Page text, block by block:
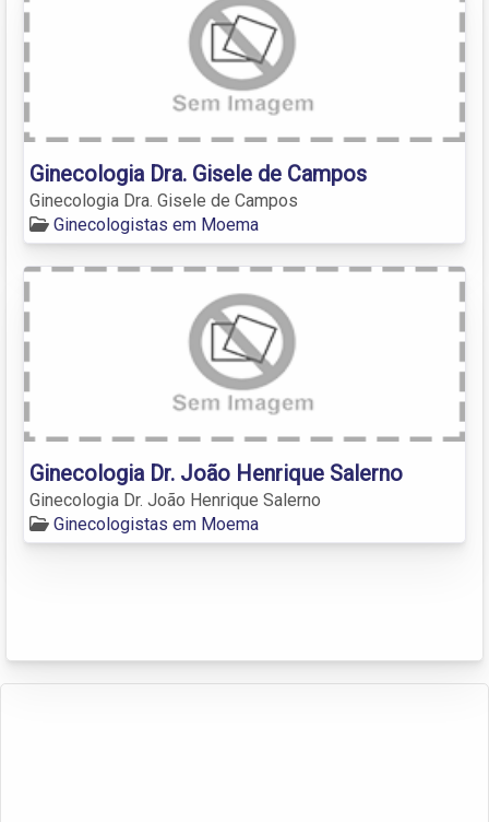
Ginecologia Dra. Gisele de Campos
Ginecologia Dra. Gisele de Campos
Ginecologistas em Moema
Ginecologia Dr. João Henrique Salerno
Ginecologia Dr. João Henrique Salerno
Ginecologistas em Moema